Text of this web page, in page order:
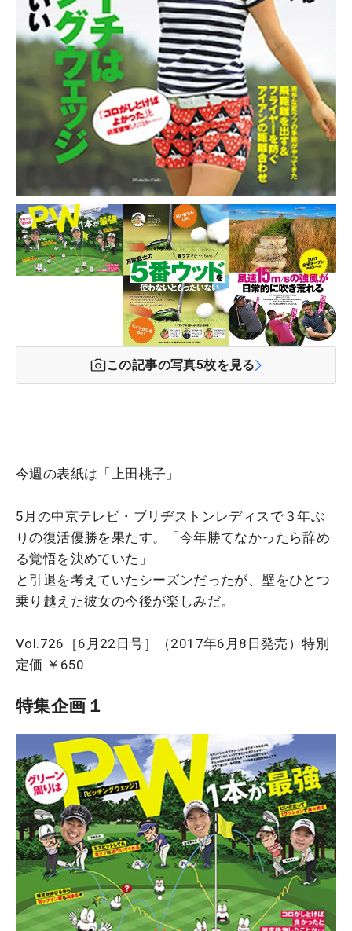
この記事の写真5枚を見る
今週の表紙は「上田桃子」
5月の中京テレビ・ブリヂストンレディスで３年ぶ
りの復活優勝を果たす。「今年勝てなかったら辞め
る覚悟を決めていた」
と引退を考えていたシーズンだったが、壁をひとつ
乗り越えた彼女の今後が楽しみだ。
Vol.726［6月22日号］（2017年6月8日発売）特別
定価 ￥650
特集企画１